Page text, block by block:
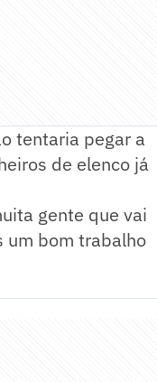
tentaria pegar a
de elenco já
gente que vai
um bom trabalho